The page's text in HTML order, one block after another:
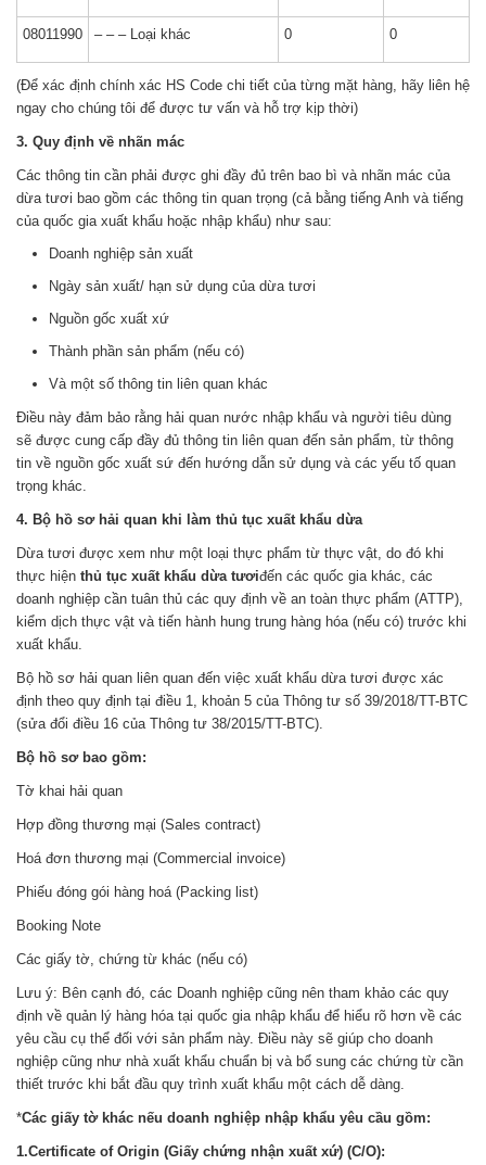
08011990 – – – Loại khác 0 0
(Để xác định chính xác HS Code chi tiết của từng mặt hàng, hãy liên hệ
ngay cho chúng tôi để được tư vấn và hỗ trợ kịp thời)
3. Quy định về nhãn mác
Các thông tin cần phải được ghi đầy đủ trên bao bì và nhãn mác của
dừa tươi bao gồm các thông tin quan trọng (cả bằng tiếng Anh và tiếng
của quốc gia xuất khẩu hoặc nhập khẩu) như sau:
Doanh nghiệp sản xuất
Ngày sản xuất/ hạn sử dụng của dừa tươi
Nguồn gốc xuất xứ
Thành phần sản phẩm (nếu có)
Và một số thông tin liên quan khác
Điều này đảm bảo rằng hải quan nước nhập khẩu và người tiêu dùng
sẽ được cung cấp đầy đủ thông tin liên quan đến sản phẩm, từ thông
tin về nguồn gốc xuất sứ đến hướng dẫn sử dụng và các yếu tố quan
trọng khác.
4. Bộ hồ sơ hải quan khi làm thủ tục xuất khẩu dừa
Dừa tươi được xem như một loại thực phẩm từ thực vật, do đó khi
thực hiện thủ tục xuất khẩu dừa tươiđến các quốc gia khác, các
doanh nghiệp cần tuân thủ các quy định về an toàn thực phẩm (ATTP),
kiểm dịch thực vật và tiến hành hung trung hàng hóa (nếu có) trước khi
xuất khẩu.
Bộ hồ sơ hải quan liên quan đến việc xuất khẩu dừa tươi được xác
định theo quy định tại điều 1, khoản 5 của Thông tư số 39/2018/TT-BTC
(sửa đổi điều 16 của Thông tư 38/2015/TT-BTC).
Bộ hồ sơ bao gồm:
Tờ khai hải quan
Hợp đồng thương mại (Sales contract)
Hoá đơn thương mại (Commercial invoice)
Phiếu đóng gói hàng hoá (Packing list)
Booking Note
Các giấy tờ, chứng từ khác (nếu có)
Lưu ý: Bên cạnh đó, các Doanh nghiệp cũng nên tham khảo các quy
định về quản lý hàng hóa tại quốc gia nhập khẩu để hiểu rõ hơn về các
yêu cầu cụ thể đối với sản phẩm này. Điều này sẽ giúp cho doanh
nghiệp cũng như nhà xuất khẩu chuẩn bị và bổ sung các chứng từ cần
thiết trước khi bắt đầu quy trình xuất khẩu một cách dễ dàng.
*Các giấy tờ khác nếu doanh nghiệp nhập khẩu yêu cầu gồm:
1.Certificate of Origin (Giấy chứng nhận xuất xứ) (C/O):